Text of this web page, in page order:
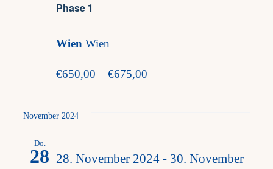
Phase 1
Wien Wien
€650,00 – €675,00
November 2024
Do.
28 28. November 2024 - 30. November